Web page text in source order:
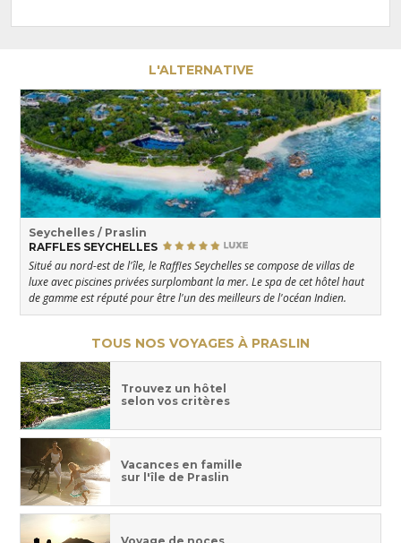
L'ALTERNATIVE
Seychelles / Praslin
RAFFLES SEYCHELLES
Situé au nord-est de l'île, le Raffles Seychelles se compose de villas de
luxe avec piscines privées surplombant la mer. Le spa de cet hôtel haut
de gamme est réputé pour être l'un des meilleurs de l'océan Indien.
TOUS NOS VOYAGES À PRASLIN
Trouvez un hôtel
selon vos critères
Vacances en famille
sur l'île de Praslin